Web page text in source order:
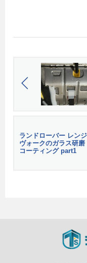
ランドローバー レン
ヴォークのガラス研
コーティング part1